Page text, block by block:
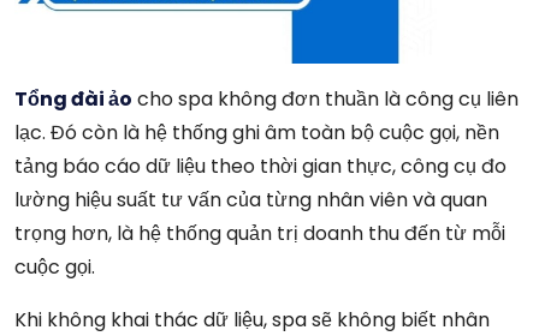
Tổng đài ảo cho spa không đơn thuần là công cụ liên
lạc. Đó còn là hệ thống ghi âm toàn bộ cuộc gọi, nền
tảng báo cáo dữ liệu theo thời gian thực, công cụ đo
lường hiệu suất tư vấn của từng nhân viên và quan
trọng hơn, là hệ thống quản trị doanh thu đến từ mỗi
cuộc gọi.
Khi không khai thác dữ liệu, spa sẽ không biết nhân